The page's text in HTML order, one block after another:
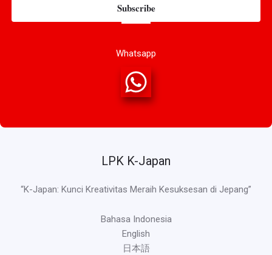
Subscribe
Whatsapp
LPK K-Japan
“K-Japan: Kunci Kreativitas Meraih Kesuksesan di Jepang”
Bahasa Indonesia
English
日本語